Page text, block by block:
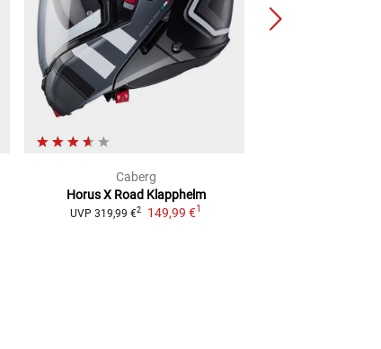
Caberg
Horus X Road Klapphelm
UVP 319,99 €2 149,99 €1